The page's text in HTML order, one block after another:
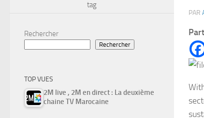
PAR
tag
Rechercher
Rechercher
TOP VUES
2M live , 2M en direct : La deuxième
chaine TV Marocaine